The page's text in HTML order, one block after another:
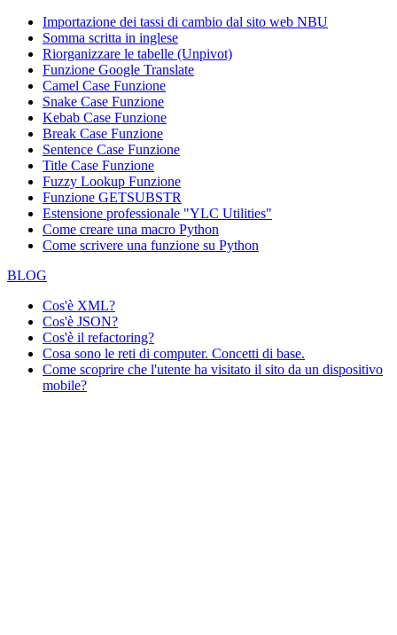
Importazione dei tassi di cambio dal sito web NBU
Somma scritta in inglese
Riorganizzare le tabelle (Unpivot)
Funzione Google Translate
Camel Case Funzione
Snake Case Funzione
Kebab Case Funzione
Break Case Funzione
Sentence Case Funzione
Title Case Funzione
Fuzzy Lookup Funzione
Funzione GETSUBSTR
Estensione professionale "YLC Utilities"
Come creare una macro Python
Come scrivere una funzione su Python
BLOG
Cos'è XML?
Cos'è JSON?
Cos'è il refactoring?
Cosa sono le reti di computer. Concetti di base.
Come scoprire che l'utente ha visitato il sito da un dispositivo
mobile?